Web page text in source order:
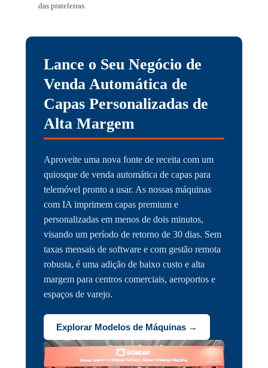
das prateleiras.
Lance o Seu Negócio de
Venda Automática de
Capas Personalizadas de
Alta Margem
Aproveite uma nova fonte de receita com um
quiosque de venda automática de capas para
telemóvel pronto a usar. As nossas máquinas
com IA imprimem capas premium e
personalizadas em menos de dois minutos,
visando um período de retorno de 30 dias. Sem
taxas mensais de software e com gestão remota
robusta, é uma adição de baixo custo e alta
margem para centros comerciais, aeroportos e
espaços de varejo.
Explorar Modelos de Máquinas →